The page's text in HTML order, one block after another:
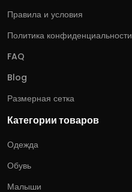
Правила и условия
Политика конфиденциальности
FAQ
Blog
Размерная сетка
Категории товаров
Одежда
Обувь
Малыши